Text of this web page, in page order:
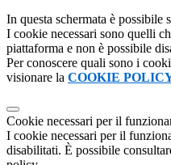
In questa schermata è possibile
I cookie necessari sono quelli
piattaforma e non è possibile
Per conoscere quali sono i
visionare la COOKIE
Cookie necessari per il
I cookie necessari per il
disabilitati. È possibile